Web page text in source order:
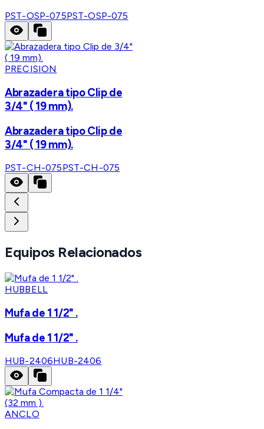
PST-OSP-075PST-OSP-075
PRECISION
Abrazadera tipo Clip de
3/4" ( 19 mm).
Abrazadera tipo Clip de
3/4" ( 19 mm).
PST-CH-075PST-CH-075
Equipos Relacionados
HUBBELL
Mufa de 1 1/2" .
Mufa de 1 1/2" .
HUB-2406HUB-2406
ANCLO